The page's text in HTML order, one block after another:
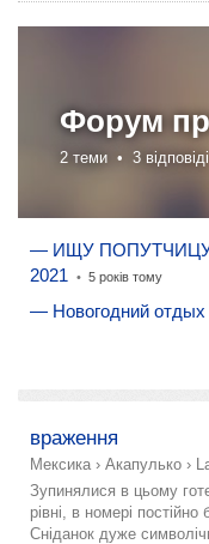
Форум
2 теми • 3 відповіді
— ИЩУ
2021
• 5 років тому
— Новогодний отдых
враження
Мексика › Акапулько ›
Зупинялися в цьому
рівні, в номері
Сніданок дуже